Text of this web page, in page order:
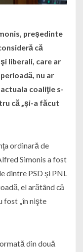
preşedinte
că
liberali, care ar
nu ar
coaliţie s-
că „şi-a făcut
ordinară de
Simonis a fost
dintre PSD şi PNL
el arătând că
fost „în nişte
din două